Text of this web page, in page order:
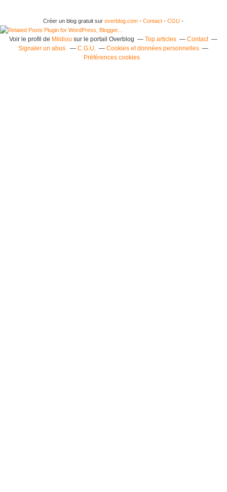
Créer un blog gratuit suroverblog.com -Contact-CGU-
Voir le profil de Mildiou sur le portail Overblog Top articles
Contact
Signaler un abus
C.G.U.
Cookies et données personnelles
Préférences cookies